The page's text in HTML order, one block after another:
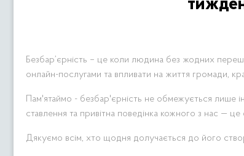
Безбар’єрність – це коли людина без жодних
онлайн-послугами та впливати на життя громади,
Пам'ятаймо - безбар'єрність не обмежується лише
ставлення та привітна поведінка кожного з нас —
Дякуємо всім, хто щодня долучається до його